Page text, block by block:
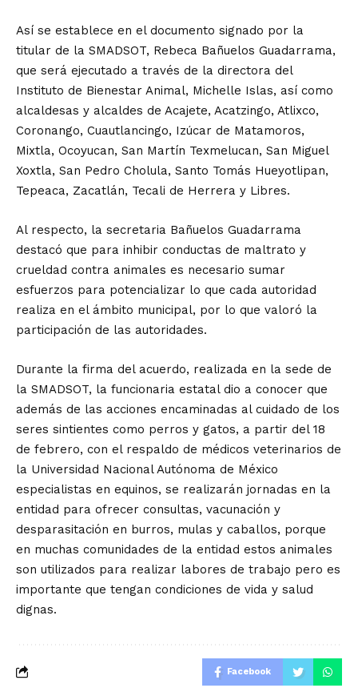
Así se establece en el documento signado por la
titular de la SMADSOT, Rebeca Bañuelos Guadarrama,
que será ejecutado a través de la directora del
Instituto de Bienestar Animal, Michelle Islas, así como
alcaldesas y alcaldes de Acajete, Acatzingo, Atlixco,
Coronango, Cuautlancingo, Izúcar de Matamoros,
Mixtla, Ocoyucan, San Martín Texmelucan, San Miguel
Xoxtla, San Pedro Cholula, Santo Tomás Hueyotlipan,
Tepeaca, Zacatlán, Tecali de Herrera y Libres.
Al respecto, la secretaria Bañuelos Guadarrama
destacó que para inhibir conductas de maltrato y
crueldad contra animales es necesario sumar
esfuerzos para potencializar lo que cada autoridad
realiza en el ámbito municipal, por lo que valoró la
participación de las autoridades.
Durante la firma del acuerdo, realizada en la sede de
la SMADSOT, la funcionaria estatal dio a conocer que
además de las acciones encaminadas al cuidado de los
seres sintientes como perros y gatos, a partir del 18
de febrero, con el respaldo de médicos veterinarios de
la Universidad Nacional Autónoma de México
especialistas en equinos, se realizarán jornadas en la
entidad para ofrecer consultas, vacunación y
desparasitación en burros, mulas y caballos, porque
en muchas comunidades de la entidad estos animales
son utilizados para realizar labores de trabajo pero es
importante que tengan condiciones de vida y salud
dignas.
Facebook